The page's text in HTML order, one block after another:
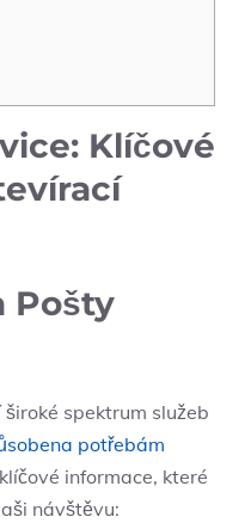
Klíčové
Pošty
spektrum služeb
potřebám
informace, které
návštěvu: